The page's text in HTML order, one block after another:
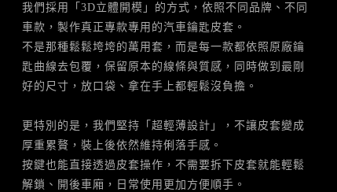
我們採用「3D立體開模」的方式，依照不同品牌、不同
車款，製作真正專款專用的汽車鑰匙皮套。
不是那種鬆鬆垮垮的萬用套，而是每一款都依照原廠鑰
匙曲線去包覆，保留原本的線條與質感，同時做到最剛
好的尺寸，放口袋、拿在手上都輕鬆沒負擔。
更特別的是，我們堅持「超輕薄設計」，不讓皮套變成
厚重累贅，裝上後依然維持俐落手感。
按鍵也能直接透過皮套操作，不需要拆下皮套就能輕鬆
解鎖、開後車廂，日常使用更加方便順手。